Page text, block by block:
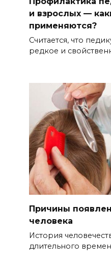
и взрослых —
применяются?
Считается, что
редкое и
Причины
человека
История
длительного